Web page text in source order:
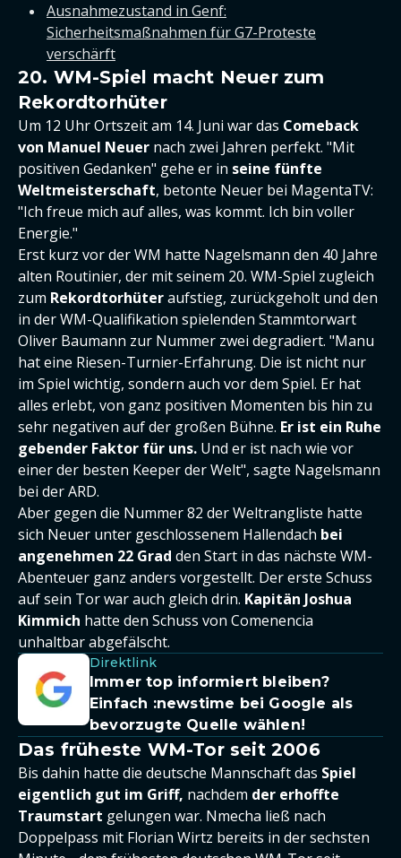
Ausnahmezustand in Genf:
Sicherheitsmaßnahmen für G7-Proteste
verschärft
20. WM-Spiel macht Neuer zum
Rekordtorhüter
Um 12 Uhr Ortszeit am 14. Juni war das Comeback
von Manuel Neuer nach zwei Jahren perfekt. "Mit
positiven Gedanken" gehe er in seine fünfte
Weltmeisterschaft, betonte Neuer bei MagentaTV:
"Ich freue mich auf alles, was kommt. Ich bin voller
Energie."
Erst kurz vor der WM hatte Nagelsmann den 40 Jahre
alten Routinier, der mit seinem 20. WM-Spiel zugleich
zum Rekordtorhüteraufstieg, zurückgeholt und den
in der WM-Qualifikation spielenden Stammtorwart
Oliver Baumann zur Nummer zwei degradiert. "Manu
hat eine Riesen-Turnier-Erfahrung. Die ist nicht nur
im Spiel wichtig, sondern auch vor dem Spiel. Er hat
alles erlebt, von ganz positiven Momenten bis hin zu
sehr negativen auf der großen Bühne. Er ist ein Ruhe
gebender Faktor für uns. Und er ist nach wie vor
einer der besten Keeper der Welt", sagte Nagelsmann
bei der ARD.
Aber gegen die Nummer 82 der Weltrangliste hatte
sich Neuer unter geschlossenem Hallendach bei
angenehmen 22 Grad den Start in das nächste WM-
Abenteuer ganz anders vorgestellt. Der erste Schuss
auf sein Tor war auch gleich drin. Kapitän Joshua
Kimmich hatte den Schuss von Comenencia
unhaltbar abgefälscht.
Direktlink
Immer top informiert bleiben?
Einfach :newstime bei Google als
bevorzugte Quelle wählen!
Das früheste WM-Tor seit 2006
Bis dahin hatte die deutsche Mannschaft das Spiel
eigentlich gut im Griff, nachdem der erhoffte
Traumstart gelungen war. Nmecha ließ nach
Doppelpass mit Florian Wirtz bereits in der sechsten